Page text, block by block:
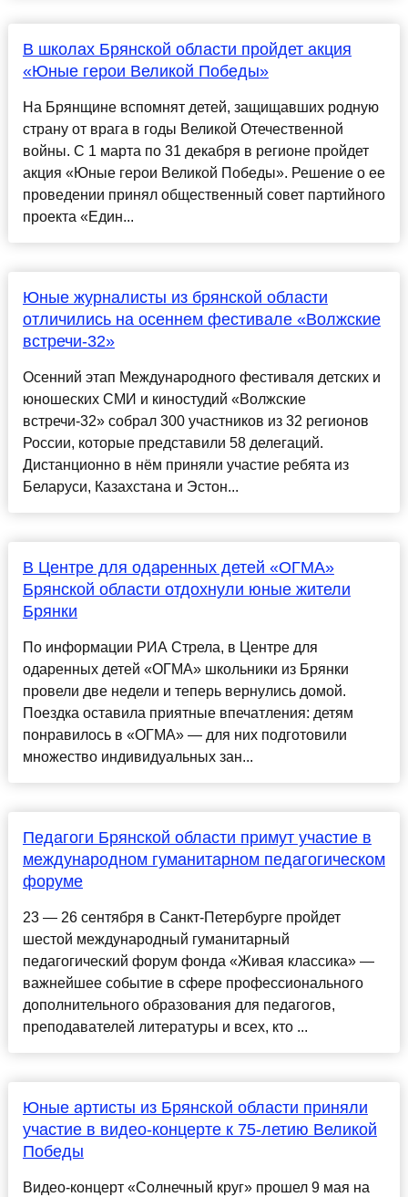
В школах Брянской области пройдет акция
«Юные герои Великой Победы»
На Брянщине вспомнят детей, защищавших родную
страну от врага в годы Великой Отечественной
войны. С 1 марта по 31 декабря в регионе пройдет
акция «Юные герои Великой Победы». Решение о ее
проведении принял общественный совет партийного
проекта «Един...
Юные журналисты из брянской области
отличились на осеннем фестивале «Волжские
встречи-32»
Осенний этап Международного фестиваля детских и
юношеских СМИ и киностудий «Волжские
встречи-32» собрал 300 участников из 32 регионов
России, которые представили 58 делегаций.
Дистанционно в нём приняли участие ребята из
Беларуси, Казахстана и Эстон...
В Центре для одаренных детей «ОГМА»
Брянской области отдохнули юные жители
Брянки
По информации РИА Стрела, в Центре для
одаренных детей «ОГМА» школьники из Брянки
провели две недели и теперь вернулись домой.
Поездка оставила приятные впечатления: детям
понравилось в «ОГМА» — для них подготовили
множество индивидуальных зан...
Педагоги Брянской области примут участие в
международном гуманитарном педагогическом
форуме
23 — 26 сентября в Санкт-Петербурге пройдет
шестой международный гуманитарный
педагогический форум фонда «Живая классика» —
важнейшее событие в сфере профессионального
дополнительного образования для педагогов,
преподавателей литературы и всех, кто ...
Юные артисты из Брянской области приняли
участие в видео-концерте к 75-летию Великой
Победы
Видео-концерт «Солнечный круг» прошел 9 мая на